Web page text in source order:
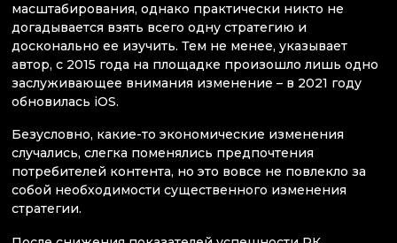
масштабирования, однако практически никто не
догадывается взять всего одну стратегию и
досконально ее изучить. Тем не менее, указывает
автор, с 2015 года на площадке произошло лишь одно
заслуживающее внимания изменение – в 2021 году
обновилась iOS.
Безусловно, какие-то экономические изменения
случались, слегка поменялись предпочтения
потребителей контента, но это вовсе не повлекло за
собой необходимости существенного изменения
стратегии.